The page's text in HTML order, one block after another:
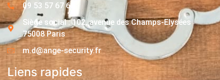
09 53 57 67 63
Siège social : 102, avenue des Champs-Elysées
75008 Paris
m.d@ange-security.fr
Liens rapides